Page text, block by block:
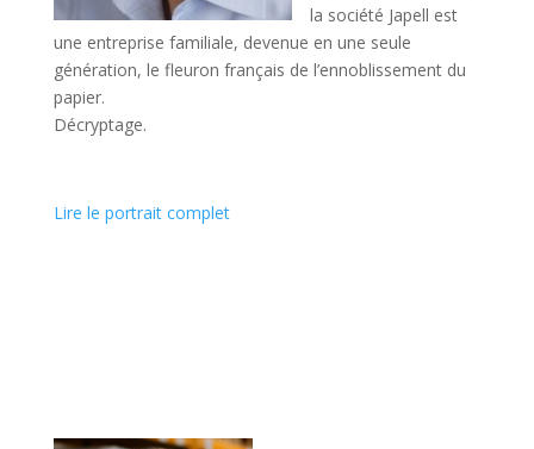
la société Japell est
une entreprise familiale, devenue en une seule
génération, le fleuron français de l’ennoblissement du
papier.
Décryptage.
Lire le portrait complet